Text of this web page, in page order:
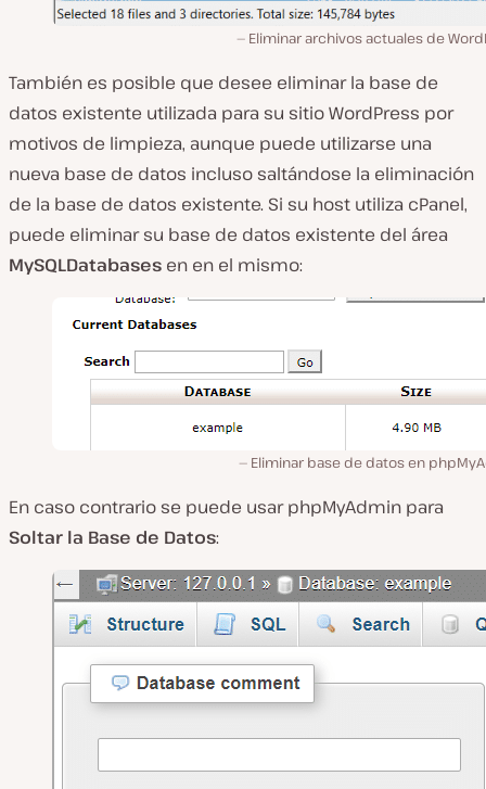
Eliminar archivos actuales de
También es posible que desee eliminar la base de
datos existente utilizada para su sitio WordPress por
motivos de limpieza, aunque puede utilizarse una
nueva base de datos incluso saltándose la eliminación
de la base de datos existente. Si su host utiliza cPanel,
puede eliminar su base de datos existente del área
MySQLDatabases en en el mismo:
Eliminar base de datos en
En caso contrario se puede usar phpMyAdmin para
Soltar la Base de Datos: